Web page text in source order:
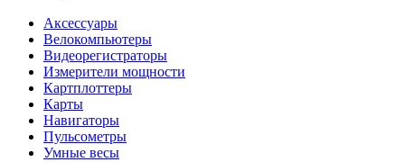
Аксессуары
Велокомпьютеры
Видеорегистраторы
Измерители мощности
Картплоттеры
Карты
Навигаторы
Пульсометры
Умные весы